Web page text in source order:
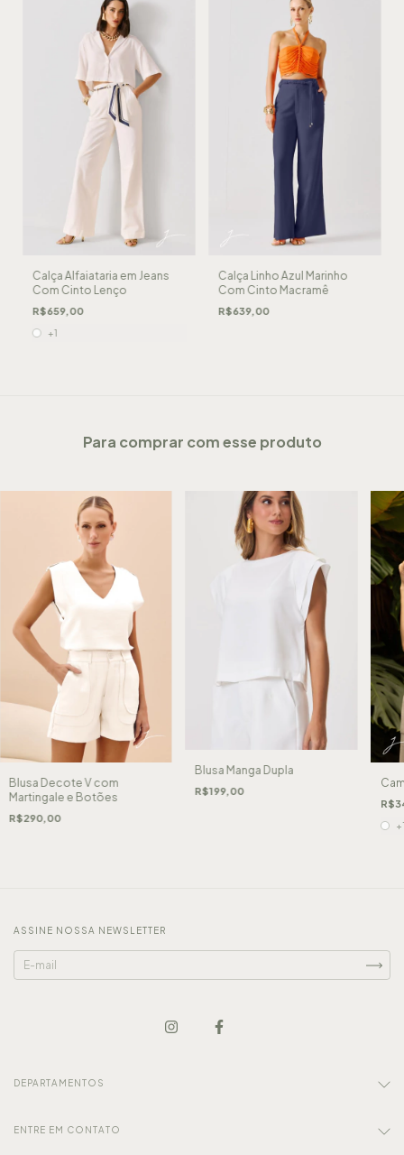
Calça Alfaiataria em Jeans
Com Cinto Lenço
R$659,00
+1
Calça Linho Azul Marinho
Com Cinto Macramê
R$639,00
Para comprar com esse produto
Blusa Decote V com
Martingale e Botões
R$290,00
Blusa Manga Dupla
R$199,00
ASSINE NOSSA NEWSLETTER
DEPARTAMENTOS
ENTRE EM CONTATO